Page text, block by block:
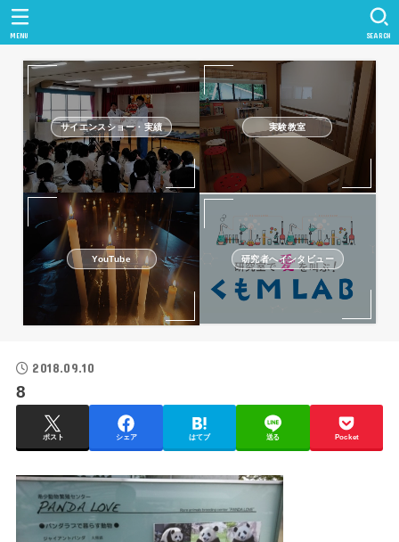
SEARCH
MENU
サイエンスショー・実績 実験教室
YouTube 研究者へインタビュー
2018.09.10
8
ポスト シェア はてブ 送る Pocket